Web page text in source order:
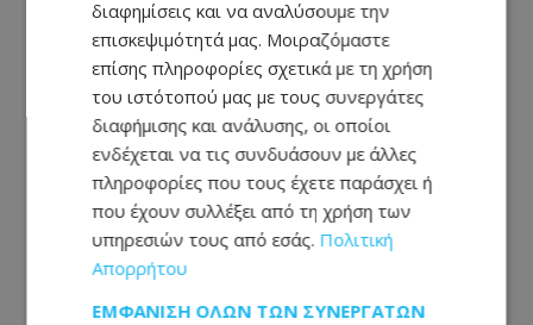
Αυτός είναι ο Ελληνοκύπριος που
διαφημίσεις και να αναλύσουμε την
επισκεψιμότητά μας. Μοιραζόμαστε
επίσης πληροφορίες σχετικά με τη χρήση
του ιστότοπού μας με τους συνεργάτες
διαφήμισης και ανάλυσης, οι οποίοι
ενδέχεται να τις συνδυάσουν με άλλες
πληροφορίες που τους έχετε παράσχει ή
που έχουν συλλέξει από τη χρήση των
υπηρεσιών τους από εσάς. Πολιτική
Απορρήτου
ΕΜΦΆΝΙΣΗ ΌΛΩΝ ΤΩΝ ΣΥΝΕΡΓΑΤΏΝ